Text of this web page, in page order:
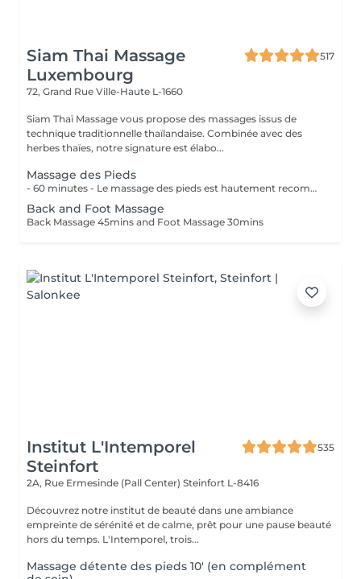
Siam Thai Massage
Luxembourg
517
72, Grand Rue Ville-Haute L-1660
Siam Thaï Massage vous propose des massages issus de
technique traditionnelle thaïlandaise. Combinée avec des
herbes thaïes, notre signature est élabo...
Massage des Pieds
- 60 minutes - Le massage des pieds est hautement recommandé pour ceux qui ont les pieds et les jambes fatiguées. Soulage le stress et stimule la circulation du corps, des maux tels que la fatigue, les niveaux de basse énergie, les pointes de douleurs peuvent être aussi soulagés par des points de pressions.
Back and Foot Massage
Back Massage 45mins and Foot Massage 30mins
Institut L'Intemporel
Steinfort
535
2A, Rue Ermesinde (Pall Center) Steinfort L-8416
Découvrez notre institut de beauté dans une ambiance
empreinte de sérénité et de calme, prêt pour une pause beauté
hors du temps. L'Intemporel, trois...
Massage détente des pieds 10' (en complément